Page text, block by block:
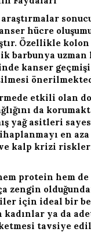
hücre
Özellikle
barbunya
kanser
etkili olan
da
yağ asitleri
en
kalp krizi
protein hem
zengin
için ideal bir
kadınlar ya da
tavsiye